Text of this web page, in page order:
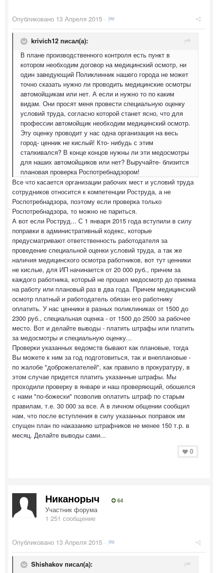
Опубликовано 13 Апреля 2015 ·
krivich12 писал(а):
В плане производственного контроля есть пункт в
котором необходим договор на медицинский осмотр, ни
один заведующий Поликлинник нашего города не может
точно сказать нужно ли проводить медицинские осмотры
автомойщикам или нет. А если и нужно то по каким
видам. Они просят меня провести специальную оценку
условий труда, согласно которой станет ясно, что для
профессии автомойщик необходим медицинский осмотр.
Эту оценку проводит у нас одна организация на весь
город- ценник не кислый! Кто- нибудь с этим
сталкивался? В конце концов нужны ли эти медосмотры
для наших автомойщиков или нет? Выручайте- близится
плановая проверка Роспотребнадзором!
Все что касается организации рабочих мест и условий труда
сотрудников относится к компетенции Роструда, а не
Роспотребнадзора, поэтому если проверка только
Роспотребнадзора, то можно не париться.
А вот если Роструд... С 1 января 2015 года вступили в силу
поправки в административный кодекс, которые
предусматривают ответственность работодателя за
проведение специальной оценки условий труда, а так же
наличия медицинского осмотра работников, вот тут ценники
не кислые, для ИП начинается от 20 000 руб., причем за
каждого работника, который не прошел медосмотр до приема
на работу или плановый раз в два года. Причем медицинский
осмотр платный и работодатель обязан его работнику
оплатить. У нас ценники в разных поликлиниках от 1500 до
2300 руб., специальная оценка - от 1500 до 2500 за рабочее
место. Вот и делайте выводы - платить штрафы или платить
за медосмотры и специальную оценку...
Проверки указанных ведомств бывают как плановые, тогда
Вы можете к ним за год подготовиться, так и внеплановые -
по жалобе "доброжелателей", как правило в прокуратуру, в
этом случае придется платить указанные штрафы. Мы
проходили проверку в январе и наш проверяющий, обошелся
с нами "по-божески" позволив оплатить штраф по старым
правилам, т.е. 30 000 за все. А в личном общении сообщил
нам, что после вступления в силу указанных поправок им
спущен план по наказанию штрафников не менее 150 т.р. в
месяц. Делайте выводы сами...
0
Никанорыч 64
Участник форума
1 251 сообщение
Опубликовано 13 Апреля 2015 ·
Shishakov писал(а):